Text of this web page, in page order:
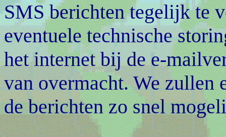
SMS berichten tegelijk te
eventuele technische
het internet bij de e-
van overmacht. We zullen
de berichten zo snel